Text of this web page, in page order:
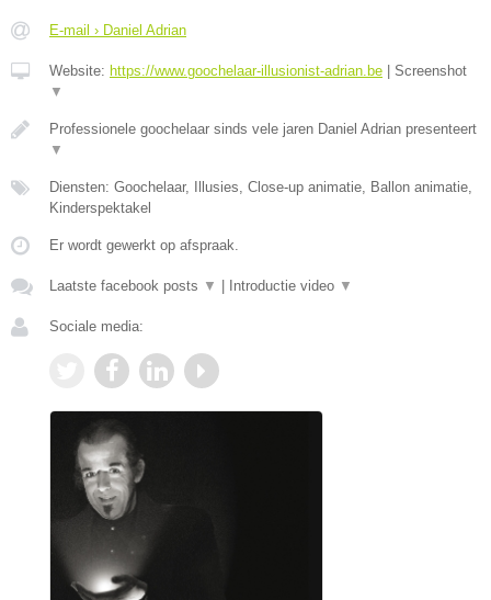
E-mail › Daniel Adrian
Website: https://www.goochelaar-illusionist-adrian.be
Screenshot
▼
Professionele goochelaar sinds vele jaren Daniel Adrian presenteert
▼
Diensten: Goochelaar, Illusies, Close-up animatie, Ballon animatie,
Kinderspektakel
Er wordt gewerkt op afspraak.
Laatste facebook posts ▼ Introductie video ▼
Sociale media: